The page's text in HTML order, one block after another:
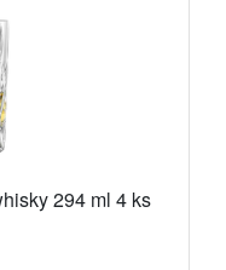
294 ml 4 ks